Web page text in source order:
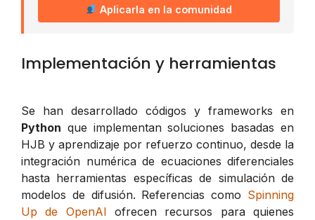
Aplicarla en la comunidad
Implementación y herramientas
Se han desarrollado códigos y frameworks en
Python que implementan soluciones basadas en
HJB y aprendizaje por refuerzo continuo, desde la
integración numérica de ecuaciones diferenciales
hasta herramientas específicas de simulación de
modelos de difusión. Referencias como Spinning
Up de OpenAI ofrecen recursos para quienes